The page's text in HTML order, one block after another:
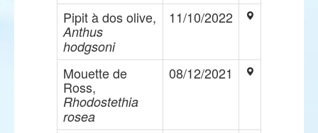
Pipit à dos olive,
Anthus
hodgsoni
11/10/2022
Mouette de
Ross,
Rhodostethia
rosea
08/12/2021